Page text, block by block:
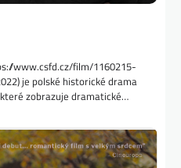
www.csfd.cz/film/1160215-
je polské historické drama
zobrazuje dramatické…